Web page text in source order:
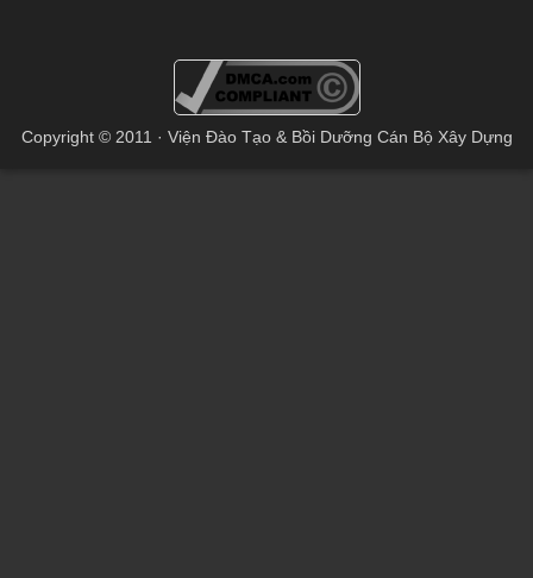
Copyright © 2011 · Viện Đào Tạo & Bồi Dưỡng Cán Bộ Xây Dựng